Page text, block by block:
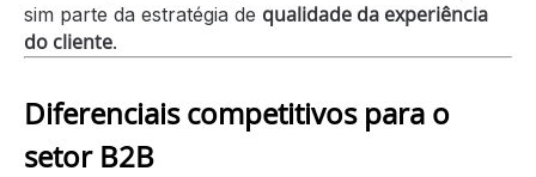
sim parte da estratégia de qualidade da experiência
do cliente.
Diferenciais competitivos para o
setor B2B